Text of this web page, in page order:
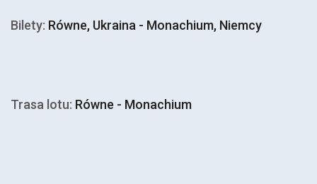
Bilety: Równe, Ukraina - Monachium, Niemcy
Trasa lotu: Równe - Monachium